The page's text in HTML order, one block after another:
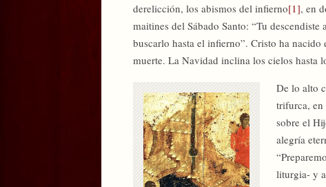
derelicción, los abismos del infierno[1], en
maitines del Sábado Santo: “Tu
buscarlo hasta el infierno”. Cristo ha
muerte. La Navidad inclina los cielos hasta
De lo alto
trifurca, en
sobre el
alegría
liturgia- y